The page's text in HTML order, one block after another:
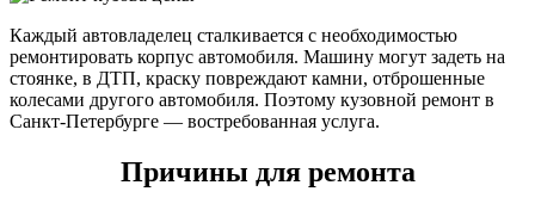
Каждый автовладелец сталкивается с необходимостью
ремонтировать корпус автомобиля. Машину могут задеть на
стоянке, в ДТП, краску повреждают камни, отброшенные
колесами другого автомобиля. Поэтому кузовной ремонт в
Санкт-Петербурге — востребованная услуга.
Причины для ремонта